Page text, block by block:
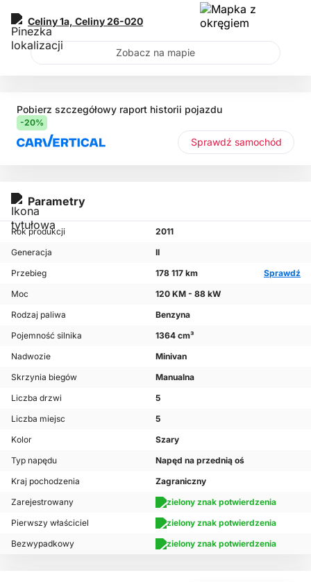
Pobierz szczegółowy raport historii pojazdu
-20%
Sprawdź samochód
Parametry
Rok produkcji
2011
Generacja
II
Przebieg
178 117 km
Sprawdź
Moc
120 KM - 88 kW
Rodzaj paliwa
Benzyna
Pojemność silnika
1364 cm³
Nadwozie
Minivan
Skrzynia biegów
Manualna
Liczba drzwi
5
Liczba miejsc
5
Kolor
Szary
Typ napędu
Napęd na przednią oś
Kraj pochodzenia
Zagraniczny
Zarejestrowany
Pierwszy właściciel
Bezwypadkowy
Celiny 1a, Celiny26-020
Zobacz na mapie